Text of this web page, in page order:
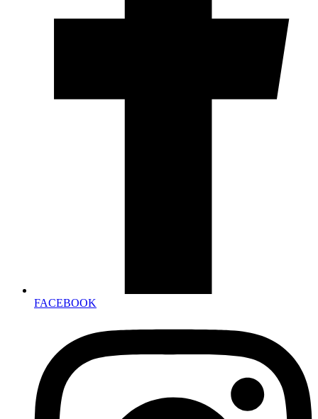
FACEBOOK